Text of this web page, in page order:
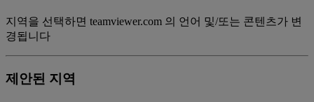
지역을 선택하면 teamviewer.com 의 언어 및/또는 콘텐츠가 변
경됩니다
제안된 지역